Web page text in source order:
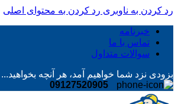
رد کردن به ناوبری رد کردن به محتوای اصلی
خبرنامه
تماس با ما
سوالات متداول
بزودی نزد شما خواهیم آمد، هر آنچه بخواهید...
09127520905